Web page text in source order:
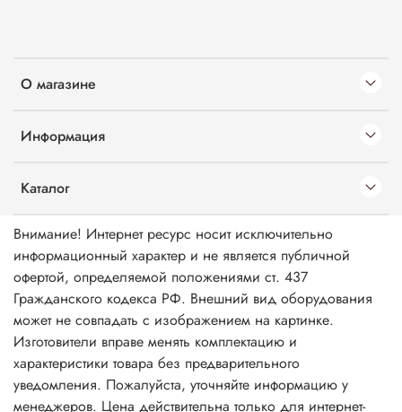
О магазине
Информация
Каталог
Внимание! Интернет ресурс носит исключительно
информационный характер и не является публичной
офертой, определяемой положениями ст. 437
Гражданского кодекса РФ. Внешний вид оборудования
может не совпадать с изображением на картинке.
Изготовители вправе менять комплектацию и
характеристики товара без предварительного
уведомления. Пожалуйста, уточняйте информацию у
менеджеров. Цена действительна только для интернет-